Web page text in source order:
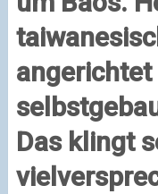
angerichtet
Das klingt